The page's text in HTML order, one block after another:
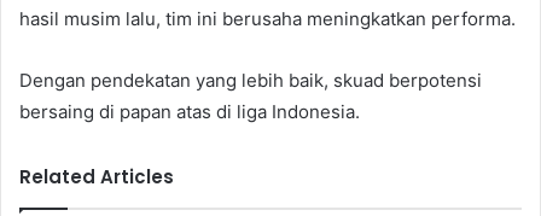
hasil musim lalu, tim ini berusaha meningkatkan performa.
Dengan pendekatan yang lebih baik, skuad berpotensi
bersaing di papan atas di liga Indonesia.
Related Articles